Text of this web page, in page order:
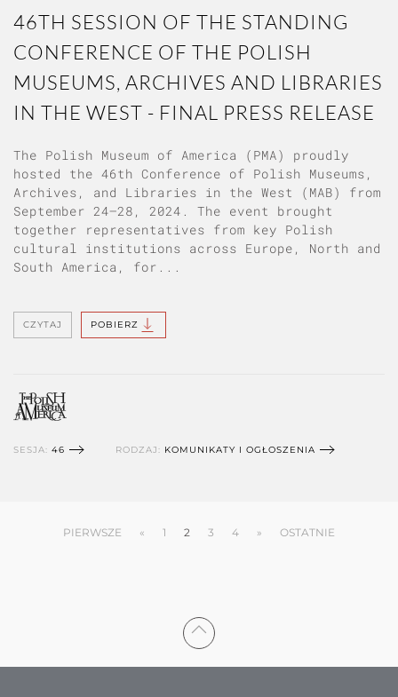
46TH SESSION OF THE STANDING
CONFERENCE OF THE POLISH
MUSEUMS, ARCHIVES AND LIBRARIES
IN THE WEST - FINAL PRESS RELEASE
The Polish Museum of America (PMA) proudly
hosted the 46th Conference of Polish Museums,
Archives, and Libraries in the West (MAB) from
September 24–28, 2024. The event brought
together representatives from key Polish
cultural institutions across Europe, North and
South America, for...
CZYTAJ POBIERZ
SESJA: 46 RODZAJ: KOMUNIKATY I OGŁOSZENIA
PIERWSZE « 1 2 3 4 » OSTATNIE